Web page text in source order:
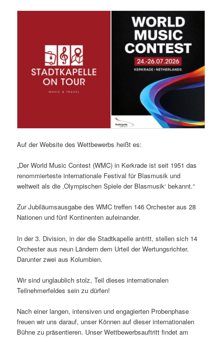
Auf der Website des Wettbewerbs heißt es:
„Der World Music Contest (WMC) in Kerkrade ist seit 1951 das
renommierteste internationale Festival für Blasmusik und
weltweit als die ‚Olympischen Spiele der Blasmusik‘ bekannt.“
Zur Jubiläumsausgabe des WMC treffen 146 Orchester aus 28
Nationen und fünf Kontinenten aufeinander.
In der 3. Division, in der die Stadtkapelle antritt, stellen sich 14
Orchester aus neun Ländern dem Urteil der Wertungsrichter.
Darunter zwei aus Kolumbien.
Wir sind unglaublich stolz, Teil dieses internationalen
Teilnehmerfeldes sein zu dürfen!
Nach einer langen, intensiven und engagierten Probenphase
freuen wir uns darauf, unser Können auf dieser internationalen
Bühne zu präsentieren. Unser Wettbewerbsauftritt findet am